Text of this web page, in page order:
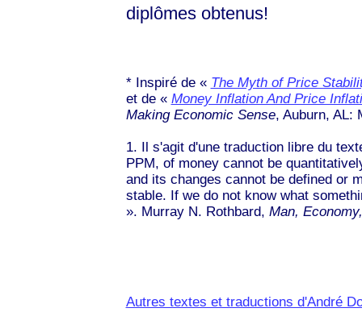
diplômes obtenus!
* Inspiré de « The Myth of Price
et de « Money Inflation And Price
Making Economic Sense, Auburn, AL:
1. Il s'agit d'une traduction libre du
PPM, of money cannot be
and its changes cannot be defined or
stable. If we do not know what
». Murray N. Rothbard, Man,
Autres textes et traductions d'André